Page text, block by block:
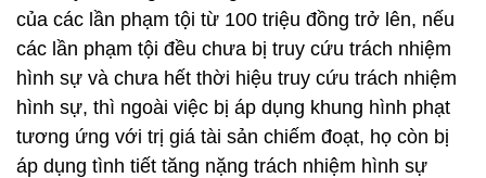
của các lần phạm tội từ 100 triệu đồng trở lên, nếu
các lần phạm tội đều chưa bị truy cứu trách nhiệm
hình sự và chưa hết thời hiệu truy cứu trách nhiệm
hình sự, thì ngoài việc bị áp dụng khung hình phạt
tương ứng với trị giá tài sản chiếm đoạt, họ còn bị
áp dụng tình tiết tăng nặng trách nhiệm hình sự